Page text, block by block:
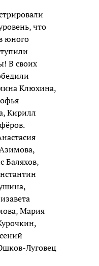
что
юного
В своих
Клюхина,
Кирилл
Баляхов,
Мария
Луговец